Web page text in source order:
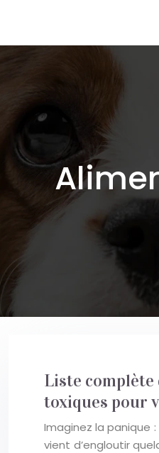
Liste complète
toxiques pour
Imaginez la panique
vient d’engloutir